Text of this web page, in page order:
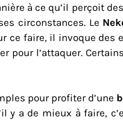
à ce qu’il perçoit
circonstances. Le
ce faire, il invoque des
pour l’attaquer.
pour profiter d’une
a de mieux à faire,